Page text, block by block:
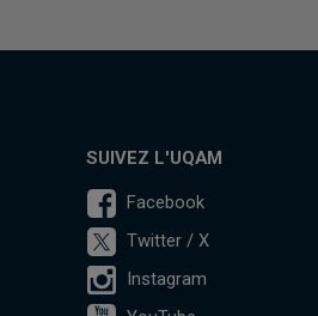
SUIVEZ L'UQAM
Facebook
Twitter / X
Instagram